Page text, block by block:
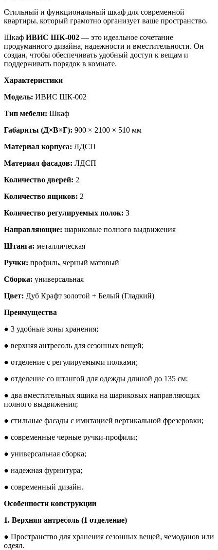
Стильный и функциональный шкаф для современной
квартиры, который грамотно организует ваше пространство.
Шкаф ИВИС ШК-002 — это идеальное сочетание
продуманного дизайна, надежности и вместительности. Он
создан, чтобы обеспечивать удобный доступ к вещам и
поддерживать порядок в комнате.
Характеристики
Модель: ИВИС ШК-002
Тип мебели: Шкаф
Габариты (Д×В×Г): 900 × 2100 × 510 мм
Материал корпуса: ЛДСП
Материал фасадов: ЛДСП
Количество дверей: 2
Количество ящиков: 2
Количество регулируемых полок: 3
Направляющие: шариковые полного выдвижения
Штанга: металлическая
Ручки: профиль, черный матовый
Сборка: универсальная
Цвет: Дуб Крафт золотой + Белый (Гладкий)
Преимущества
● 3 удобные зоны хранения;
● верхняя антресоль для сезонных вещей;
● отделение с регулируемыми полками;
● отделение со штангой для одежды длиной до 135 см;
● два вместительных ящика на шариковых направляющих
полного выдвижения;
● стильные фасады с имитацией вертикальной фрезеровки;
● современные черные ручки-профили;
● универсальная сборка;
● надежная фурнитура;
● современный дизайн.
Особенности конструкции
1. Верхняя антресоль (1 отделение)
● Пространство для хранения сезонных вещей, чемоданов или
одеял.